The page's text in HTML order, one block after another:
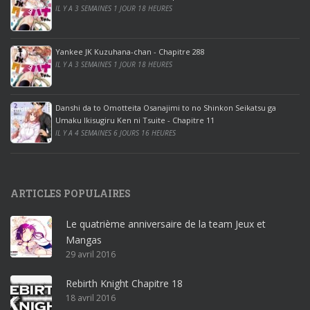
r
o
o
ff
i
c
e
2
0
1
r
o
ff
i
c
e
3
IL Y A 3 SEMAINES 1 JOUR 18 HEURES
Yankee JK Kuzuhana-chan - Chapitre 288
IL Y A 3 SEMAINES 1 JOUR 18 HEURES
Danshi da to Omotteita Osanajimi to no Shinkon Seikatsu ga
Umaku Ikisugiru Ken ni Tsuite - Chapitre 11
IL Y A 4 SEMAINES 6 JOURS 16 HEURES
ARTICLES POPULAIRES
Le quatrième anniversaire de la team Jeux et
Mangas
29 avril 2016
Rebirth Knight Chapitre 18
18 avril 2016